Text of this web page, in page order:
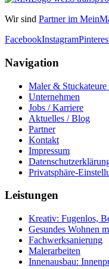
Wir sind Partner im
FacebookInstagram
Navigation
Maler & Stuckateure
Unternehmen
Jobs / Karriere
Aktuelles / Blog
Partner
Kontakt
Impressum
Privatsphäre-
Leistungen
Kreativ: Fugenlos,
Gesundes Wohnen
Fachwerksanierung
Malerarbeiten
Innenausbau: